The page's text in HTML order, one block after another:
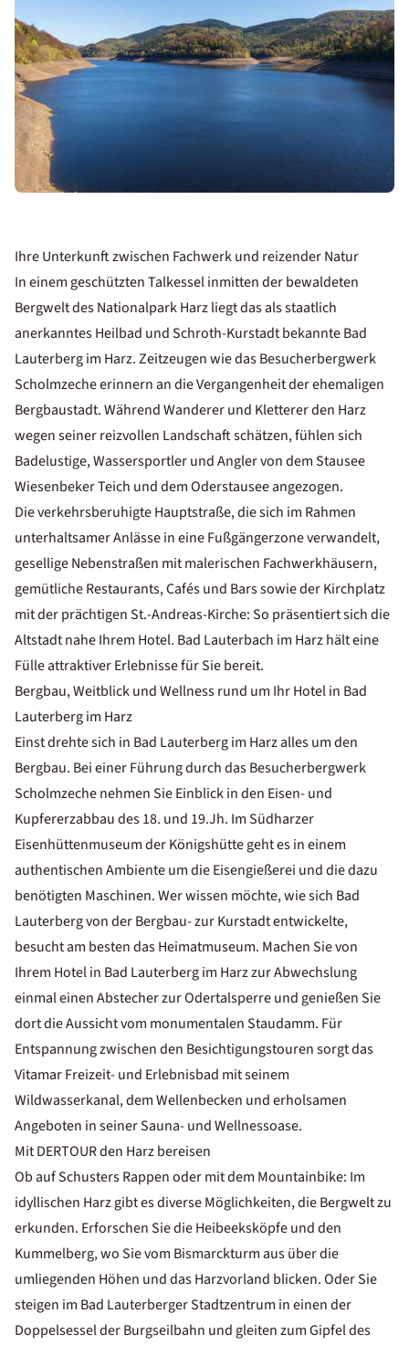
Ihre Unterkunft zwischen Fachwerk und reizender Natur
In einem geschützten Talkessel inmitten der bewaldeten
Bergwelt des Nationalpark Harz liegt das als staatlich
anerkanntes Heilbad und Schroth-Kurstadt bekannte Bad
Lauterberg im Harz. Zeitzeugen wie das Besucherbergwerk
Scholmzeche erinnern an die Vergangenheit der ehemaligen
Bergbaustadt. Während Wanderer und Kletterer den Harz
wegen seiner reizvollen Landschaft schätzen, fühlen sich
Badelustige, Wassersportler und Angler von dem Stausee
Wiesenbeker Teich und dem Oderstausee angezogen.
Die verkehrsberuhigte Hauptstraße, die sich im Rahmen
unterhaltsamer Anlässe in eine Fußgängerzone verwandelt,
gesellige Nebenstraßen mit malerischen Fachwerkhäusern,
gemütliche Restaurants, Cafés und Bars sowie der Kirchplatz
mit der prächtigen St.-Andreas-Kirche: So präsentiert sich die
Altstadt nahe Ihrem Hotel. Bad Lauterbach im Harz hält eine
Fülle attraktiver Erlebnisse für Sie bereit.
Bergbau, Weitblick und Wellness rund um Ihr Hotel in Bad
Lauterberg im Harz
Einst drehte sich in Bad Lauterberg im Harz alles um den
Bergbau. Bei einer Führung durch das Besucherbergwerk
Scholmzeche nehmen Sie Einblick in den Eisen- und
Kupfererzabbau des 18. und 19.Jh. Im Südharzer
Eisenhüttenmuseum der Königshütte geht es in einem
authentischen Ambiente um die Eisengießerei und die dazu
benötigten Maschinen. Wer wissen möchte, wie sich Bad
Lauterberg von der Bergbau- zur Kurstadt entwickelte,
besucht am besten das Heimatmuseum. Machen Sie von
Ihrem Hotel in Bad Lauterberg im Harz zur Abwechslung
einmal einen Abstecher zur Odertalsperre und genießen Sie
dort die Aussicht vom monumentalen Staudamm. Für
Entspannung zwischen den Besichtigungstouren sorgt das
Vitamar Freizeit- und Erlebnisbad mit seinem
Wildwasserkanal, dem Wellenbecken und erholsamen
Angeboten in seiner Sauna- und Wellnessoase.
Mit DERTOUR den Harz bereisen
Ob auf Schusters Rappen oder mit dem Mountainbike: Im
idyllischen Harz gibt es diverse Möglichkeiten, die Bergwelt zu
erkunden. Erforschen Sie die Heibeeksköpfe und den
Kummelberg, wo Sie vom Bismarckturm aus über die
umliegenden Höhen und das Harzvorland blicken. Oder Sie
steigen im Bad Lauterberger Stadtzentrum in einen der
Doppelsessel der Burgseilbahn und gleiten zum Gipfel des